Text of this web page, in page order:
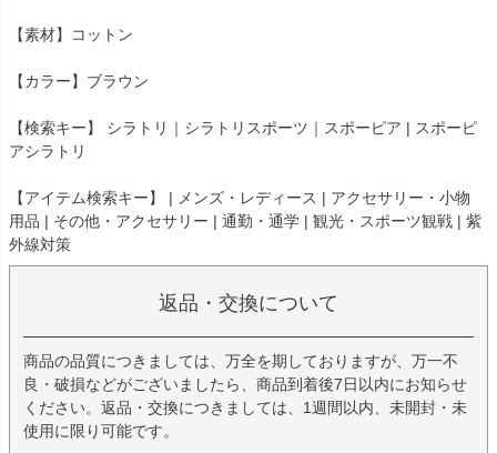
【素材】コットン
【カラー】ブラウン
【検索キー】 シラトリ｜シラトリスポーツ｜スポーピア | スポーピ
アシラトリ
【アイテム検索キー】 | メンズ・レディース | アクセサリー・小物
用品 | その他・アクセサリー | 通勤・通学 | 観光・スポーツ観戦 | 紫
外線対策
返品・交換について
商品の品質につきましては、万全を期しておりますが、万一不
良・破損などがございましたら、商品到着後7日以内にお知らせ
ください。返品・交換につきましては、1週間以内、未開封・未
使用に限り可能です。